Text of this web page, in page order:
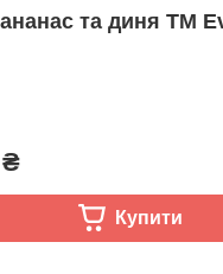
та диня ТМ
₴
Купити